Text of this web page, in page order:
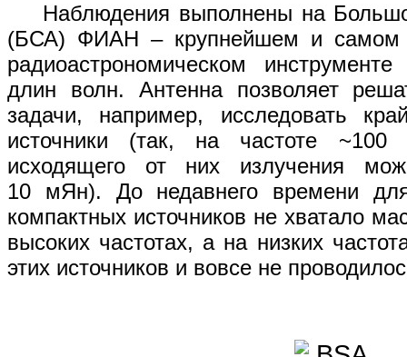
Наблюдения выполнены на
(БСА) ФИАН – крупнейшем и самом
радиоастрономическом
длин волн. Антенна позволяет
задачи, например, исследовать
источники (так, на частоте ~100
исходящего от них излучения
10 мЯн). До недавнего времени
компактных источников не хватало
высоких частотах, а на низких
этих источников и вовсе не